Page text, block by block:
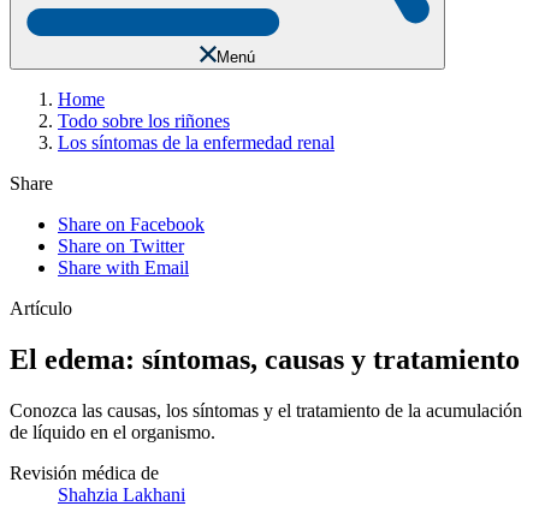
Menú
Home
Todo sobre los riñones
Los síntomas de la enfermedad renal
Share
Share on Facebook
Share on Twitter
Share with Email
Artículo
El edema: síntomas, causas y tratamiento
Conozca las causas, los síntomas y el tratamiento de la acumulación
de líquido en el organismo.
Revisión médica de
Shahzia Lakhani